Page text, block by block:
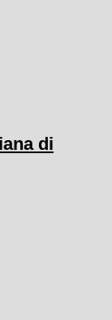
di